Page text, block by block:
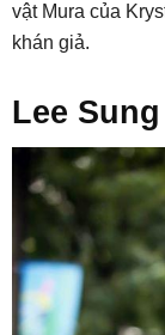
vật Mura của
khán giả.
Lee